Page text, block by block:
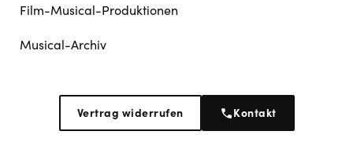
Film-Musical-Produktionen
Musical-Archiv
Vertrag widerrufen Kontakt